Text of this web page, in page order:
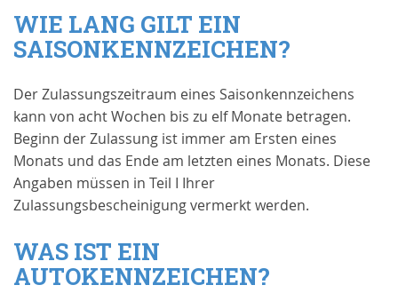
WIE LANG GILT EIN
SAISONKENNZEICHEN?
Der Zulassungszeitraum eines Saisonkennzeichens
kann von acht Wochen bis zu elf Monate betragen.
Beginn der Zulassung ist immer am Ersten eines
Monats und das Ende am letzten eines Monats. Diese
Angaben müssen in Teil I Ihrer
Zulassungsbescheinigung vermerkt werden.
WAS IST EIN
AUTOKENNZEICHEN?